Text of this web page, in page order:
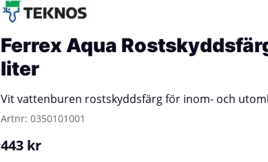
Ferrex Aqua
liter
Vit vattenburen rostskyddsfärg för inom- och
Artnr: 0350101001
443 kr